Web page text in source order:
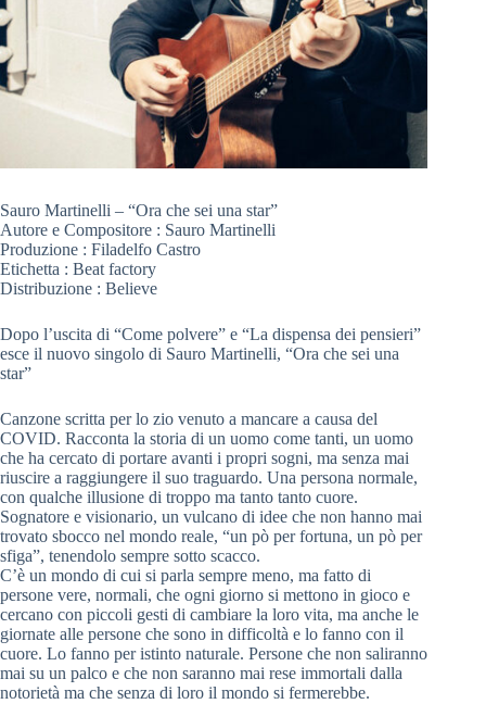
Sauro Martinelli – “Ora che sei una star”
Autore e Compositore : Sauro Martinelli
Produzione : Filadelfo Castro
Etichetta : Beat factory
Distribuzione : Believe
Dopo l’uscita di “Come polvere” e “La dispensa dei pensieri”
esce il nuovo singolo di Sauro Martinelli, “Ora che sei una
star”
Canzone scritta per lo zio venuto a mancare a causa del
COVID. Racconta la storia di un uomo come tanti, un uomo
che ha cercato di portare avanti i propri sogni, ma senza mai
riuscire a raggiungere il suo traguardo. Una persona normale,
con qualche illusione di troppo ma tanto tanto cuore.
Sognatore e visionario, un vulcano di idee che non hanno mai
trovato sbocco nel mondo reale, “un pò per fortuna, un pò per
sfiga”, tenendolo sempre sotto scacco.
C’è un mondo di cui si parla sempre meno, ma fatto di
persone vere, normali, che ogni giorno si mettono in gioco e
cercano con piccoli gesti di cambiare la loro vita, ma anche le
giornate alle persone che sono in difficoltà e lo fanno con il
cuore. Lo fanno per istinto naturale. Persone che non saliranno
mai su un palco e che non saranno mai rese immortali dalla
notorietà ma che senza di loro il mondo si fermerebbe.